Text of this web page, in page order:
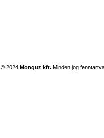
© 2024 Monguz kft. Minden jog